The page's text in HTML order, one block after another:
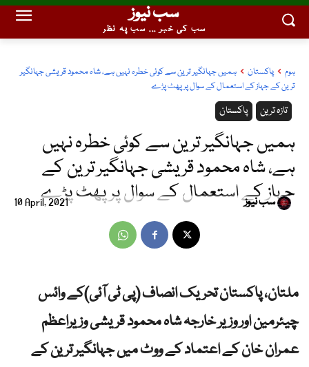
سب نیوز
سب کی خبر ... سب پہ نظر
ہوم پاکستان
ہمیں جہانگیر ترین سے کوئی خطرہ نہیں ہے، شاہ محمود قریشی جہانگیر
ترین کے جہاز کے استعمال کے سوال پر پھٹ پڑے
پاکستان تازہ ترین
ہمیں جہانگیر ترین سے کوئی خطرہ نہیں
ہے، شاہ محمود قریشی جہانگیر ترین کے
جہاز کے استعمال کے سوال پر پھٹ پڑے10 April, 2021 سب نیوز
ملتان، پاکستان تحریک انصاف (پی ٹی آئی)کے وائس
چیئرمین اور وزیر خارجہ شاہ محمود قریشی وزیراعظم
عمران خان کے اعتماد کے ووٹ میں جہانگیر ترین کے